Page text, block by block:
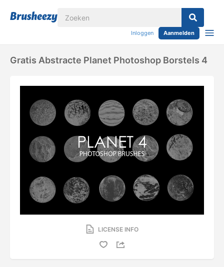
Inloggen Aanmelden
Gratis Abstracte Planet Photoshop Borstels 4
LICENSE INFO